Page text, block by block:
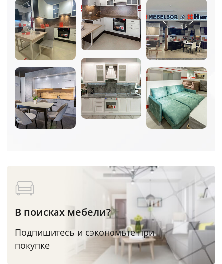
В поисках мебели?
Подпишитесь и сэкономьте при
покупке